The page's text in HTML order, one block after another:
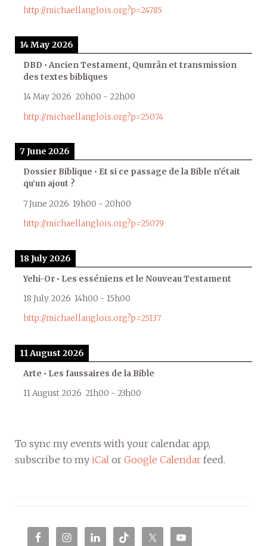
http://michaellanglois.org?p=24785
14 May 2026
DBD • Ancien Testament, Qumrân et transmission
des textes bibliques
14 May 2026 20h00 - 22h00
http://michaellanglois.org?p=25074
7 June 2026
Dossier Biblique • Et si ce passage de la Bible n’était
qu’un ajout ?
7 June 2026 19h00 - 20h00
http://michaellanglois.org?p=25079
18 July 2026
Yehi-Or • Les esséniens et le Nouveau Testament
18 July 2026 14h00 - 15h00
http://michaellanglois.org?p=25137
11 August 2026
Arte • Les faussaires de la Bible
11 August 2026 21h00 - 23h00
To sync my events with your calendar app,
subscribe to my iCal or Google Calendar feed.